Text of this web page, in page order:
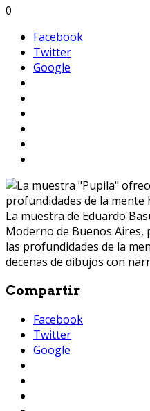
0
Facebook
Twitter
Google
La muestra de Eduardo
Moderno de Buenos
las profundidades de la
decenas de dibujos con
Compartir
Facebook
Twitter
Google